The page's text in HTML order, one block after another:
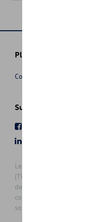
Plus d'informations
Conditions de vente
Suivez nous
Les prix affichés sur le
(TVAc), hors éventuels frais
de vente actuel et les
contacter votre
sont sujets à des changements